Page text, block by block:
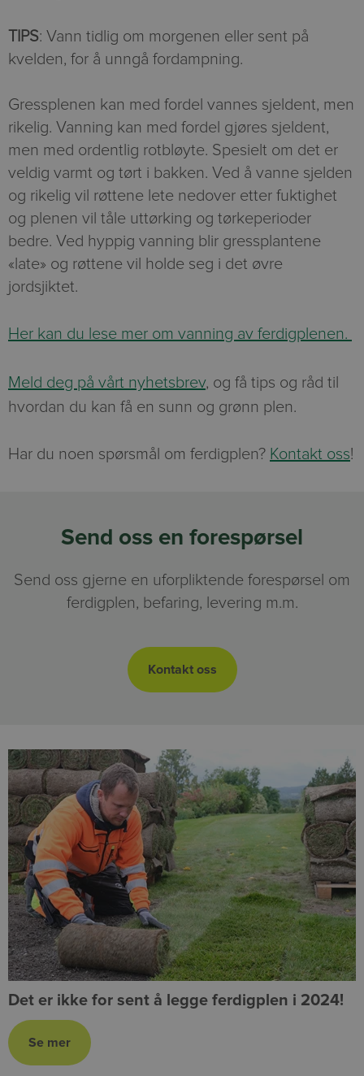
TIPS: Vann tidlig om morgenen eller sent på
kvelden, for å unngå fordampning.
Gressplenen kan med fordel vannes sjeldent, men
rikelig. Vanning kan med fordel gjøres sjeldent,
men med ordentlig rotbløyte. Spesielt om det er
veldig varmt og tørt i bakken. Ved å vanne sjelden
og rikelig vil røttene lete nedover etter fuktighet
og plenen vil tåle uttørking og tørkeperioder
bedre. Ved hyppig vanning blir gressplantene
«late» og røttene vil holde seg i det øvre
jordsjiktet.
Her kan du lese mer om vanning av ferdigplenen.
Meld deg på vårt nyhetsbrev, og få tips og råd til
hvordan du kan få en sunn og grønn plen.
Har du noen spørsmål om ferdigplen? Kontakt oss!
Send oss en forespørsel
Send oss gjerne en uforpliktende forespørsel om
ferdigplen, befaring, levering m.m.
Det er ikke for sent å legge ferdigplen i 2024!